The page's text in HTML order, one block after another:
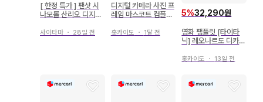
[ 한정 특가 ] 팬샷 시
나모롤 산리오 디지털
사이타마 ・ 28일 전
디지털 카메라 사진 프
레임 마스코트 컴플리
홋카이도 ・ 1달 전
5%32,290원
영화 팸플릿 [타이타
닉] 레오나르도 디카프
홋카이도 ・ 13일 전